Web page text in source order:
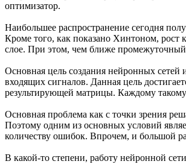
оптимизатор.
Наибольшее распространение сегодня
Кроме того, как показано Хинтоном, рост
слое. При этом, чем ближе
Основная цель создания нейронных
входящих сигналов. Данная цель
результирующей матрицы. Каждому такому
Основная проблема как с точки зрения
Поэтому одним из основных условий
количеству ошибок. Впрочем, и большой
В какой-то степени, работу нейронной